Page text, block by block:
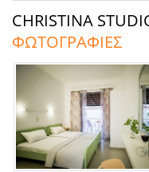
CHRISTINA
ΦΩΤΟΓΡΑΦΙΕΣ